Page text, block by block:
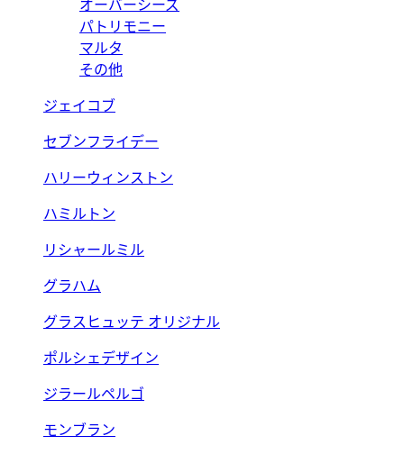
オーバーシーズ
パトリモニー
マルタ
その他
ジェイコブ
セブンフライデー
ハリーウィンストン
ハミルトン
リシャールミル
グラハム
グラスヒュッテ オリジナル
ポルシェデザイン
ジラールペルゴ
モンブラン